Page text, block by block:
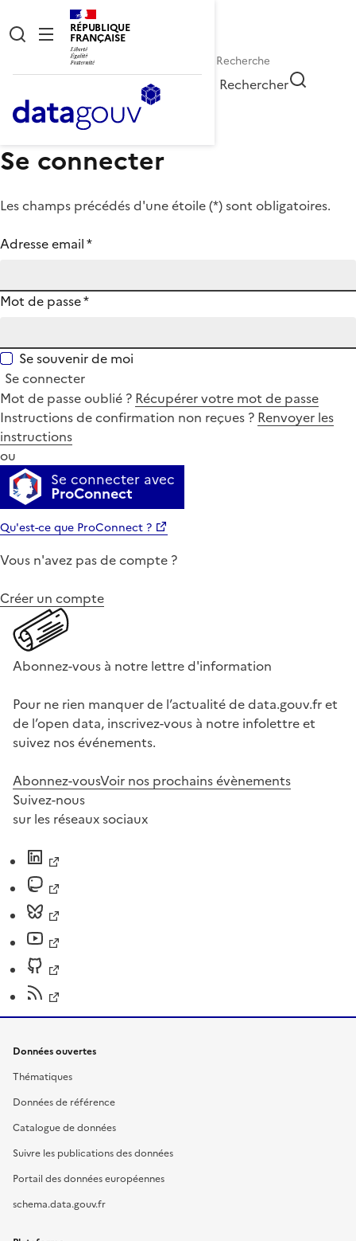
RÉPUBLIQUE
FRANÇAISE
Rechercher
Se connecter
Les champs précédés d'une étoile (*) sont obligatoires.
Adresse email*
Mot de passe*
Se souvenir de moi
Se connecter
Mot de passe oublié ? Récupérer votre mot de passe
Instructions de confirmation non reçues ? Renvoyer les
instructions
ou
Se connecter avec
ProConnect
Qu'est-ce que ProConnect ?
Vous n'avez pas de compte ?
Créer un compte
Abonnez-vous à notre lettre d'information
Pour ne rien manquer de l’actualité de data.gouv.fr et
de l’open data, inscrivez-vous à notre infolettre et
suivez nos événements.
Abonnez-vousVoir nos prochains évènements
Suivez-nous
sur les réseaux sociaux
Données ouvertes
Thématiques
Données de référence
Catalogue de données
Suivre les publications des données
Portail des données européennes
schema.data.gouv.fr